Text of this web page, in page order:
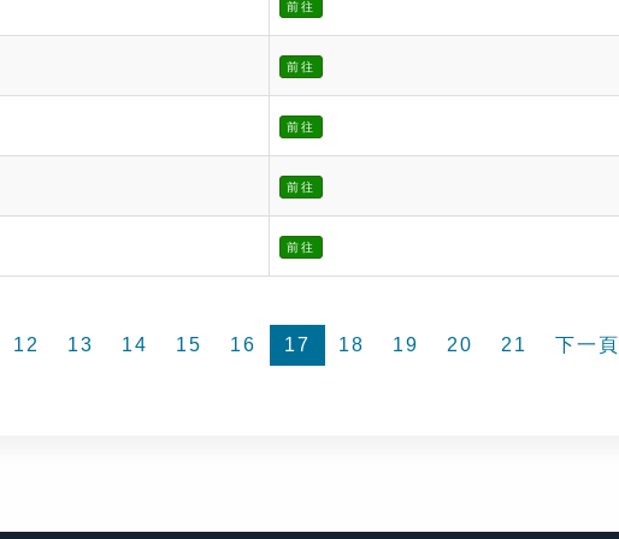
前往
前往
前往
前往
前往
12 13 14 15 16 17 18 19 20 21 下一頁